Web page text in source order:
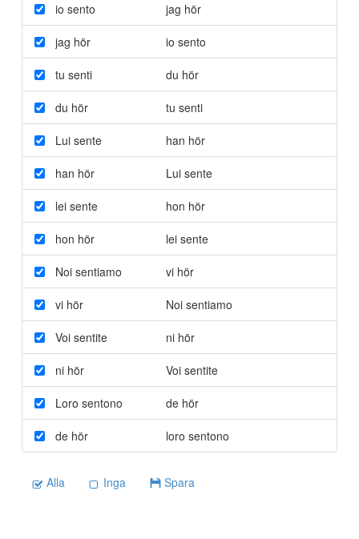
io sento jag hör
jag hör io sento
tu senti du hör
du hör tu senti
Lui sente han hör
han hör Lui sente
lei sente hon hör
hon hör lei sente
Noi sentiamo vi hör
vi hör Noi sentiamo
Voi sentite ni hör
ni hör Voi sentite
Loro sentono de hör
de hör loro sentono
Alla Inga Spara